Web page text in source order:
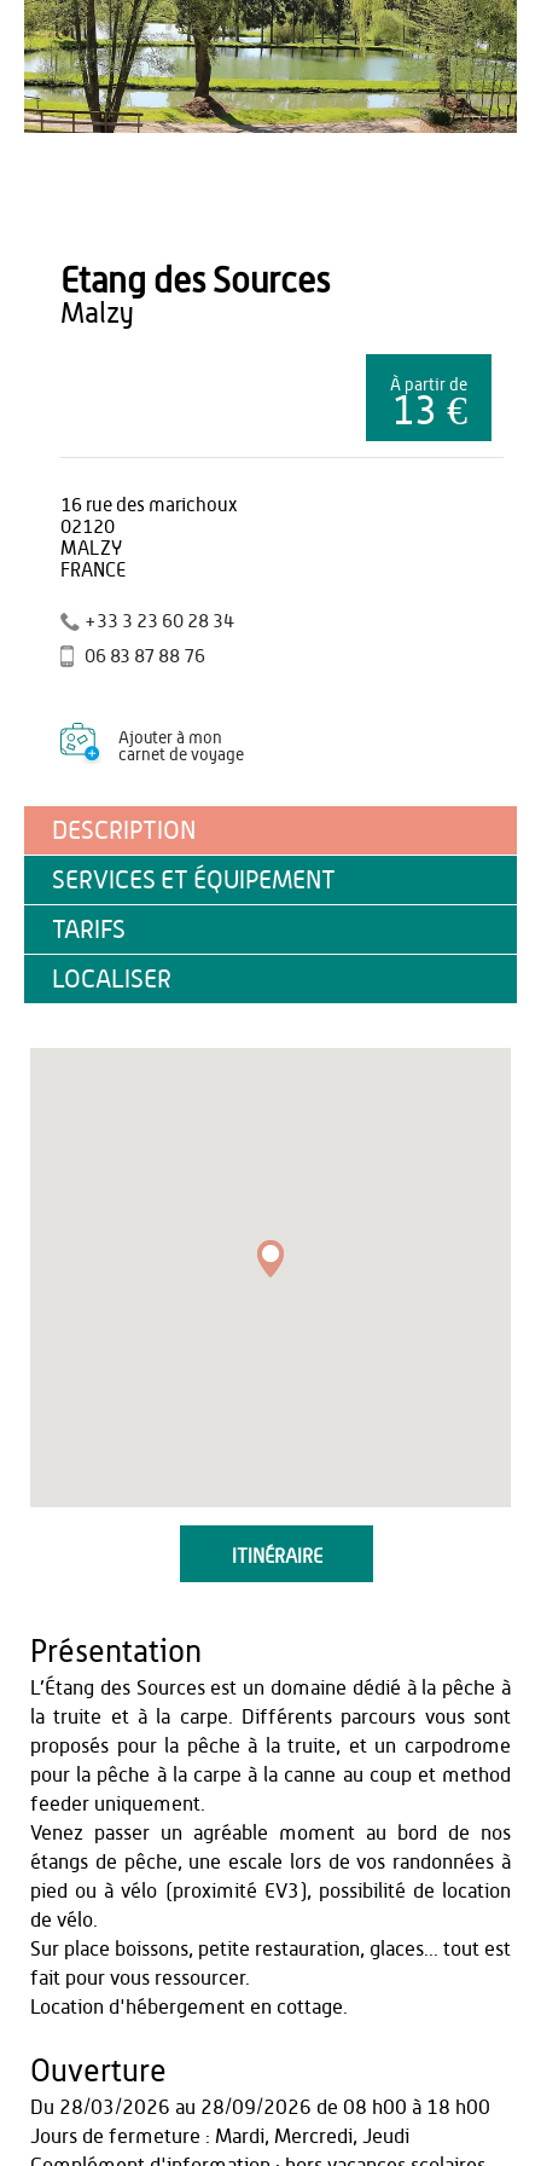
Office de Tourisme du Pays de Thiérache
Etang des Sources
malzy
À partir de
13 €
16 rue des marichoux
02120
MALZY
FRANCE
+33 3 23 60 28 34
06 83 87 88 76
Ajouter à mon
carnet de voyage
DESCRIPTION
SERVICES ET ÉQUIPEMENT
TARIFS
LOCALISER
ITINÉRAIRE
Présentation
L’Étang des Sources est un domaine dédié à la pêche à
la truite et à la carpe. Différents parcours vous sont
proposés pour la pêche à la truite, et un carpodrome
pour la pêche à la carpe à la canne au coup et method
feeder uniquement.
Venez passer un agréable moment au bord de nos
étangs de pêche, une escale lors de vos randonnées à
pied ou à vélo (proximité EV3), possibilité de location
de vélo.
Sur place boissons, petite restauration, glaces... tout est
fait pour vous ressourcer.
Location d'hébergement en cottage.
Ouverture
Du 28/03/2026 au 28/09/2026 de 08 h00 à 18 h00
Jours de fermeture : Mardi, Mercredi, Jeudi